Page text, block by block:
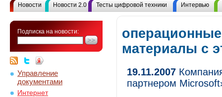
Новости Новости 2.0 Тесты цифровой техники Интервью
Подписка на новости:
Управление
документами
Интернет
материалы с
19.11.2007
партнером